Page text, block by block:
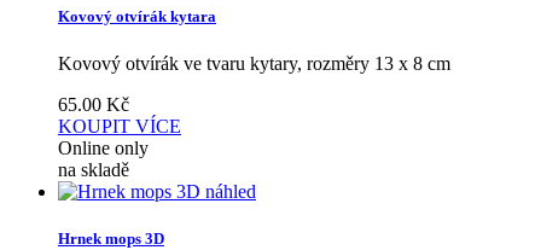
Kovový otvírák kytara
Kovový otvírák ve tvaru kytary, rozměry 13 x 8 cm
65.00 Kč
KOUPIT VÍCE
Online only
na skladě
náhled
Hrnek mops 3D